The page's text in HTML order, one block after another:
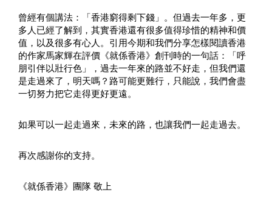
曾經有個講法：「香港窮得剩下錢」。但過去一年多，更
多人已經了解到，其實香港還有很多值得珍惜的精神和價
值，以及很多有心人。引用今期和我們分享怎樣閱讀香港
的作家馬家輝在評價《就係香港》創刊時的一句話：「呼
朋引伴以壯行色」，過去一年來的路並不好走，但我們還
是走過來了，明天嗎？路可能更難行，只能說，我們會盡
一切努力把它走得更好更遠。
如果可以一起走過來，未來的路，也讓我們一起走過去。
再次感謝你的支持。
《就係香港》團隊 敬上